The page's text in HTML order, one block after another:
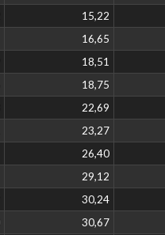
15,22
16,65
18,51
18,75
22,69
23,27
26,40
29,12
30,24
30,67